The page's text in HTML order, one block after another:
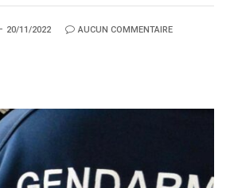
20/11/2022 AUCUN COMMENTAIRE